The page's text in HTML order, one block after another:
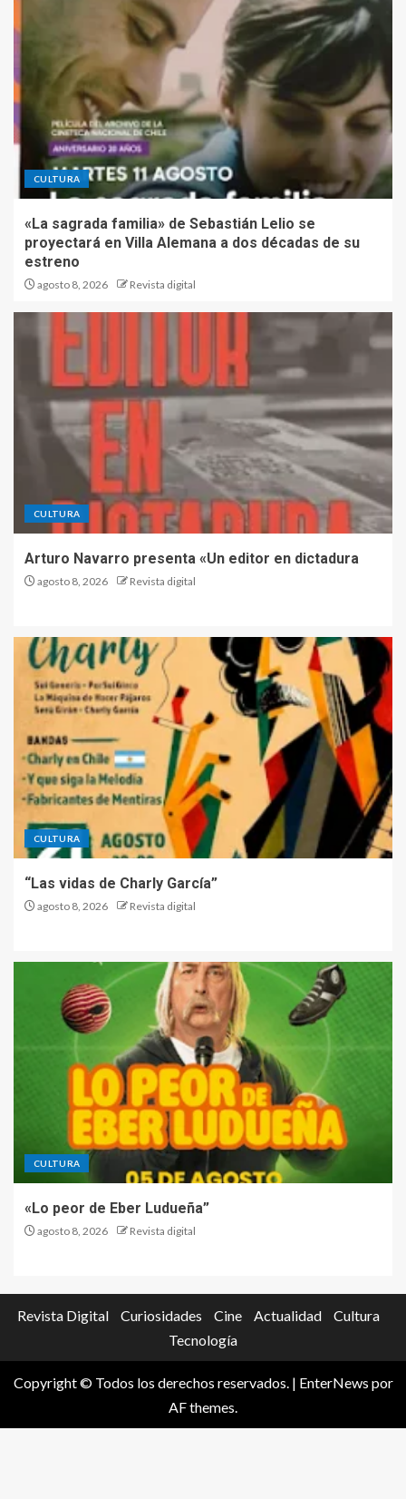
CULTURA
«La sagrada familia» de Sebastián Lelio se
proyectará en Villa Alemana a dos décadas de su
estreno
agosto 8, 2026 Revista digital
CULTURA
Arturo Navarro presenta «Un editor en dictadura
agosto 8, 2026 Revista digital
CULTURA
“Las vidas de Charly García”
agosto 8, 2026 Revista digital
CULTURA
«Lo peor de Eber Ludueña”
agosto 8, 2026 Revista digital
Revista Digital Curiosidades Cine Actualidad
Cultura
Tecnología
Copyright © Todos los derechos reservados. | EnterNews por
AF themes.